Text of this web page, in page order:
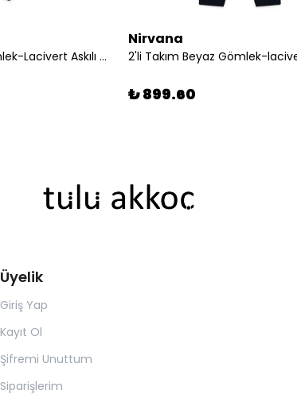
2'li Takım Beyaz Gömlek-Lacivert Askılı Şort
Nirvana
₺ 899.60
Üyelik
Giriş Yap
Kayıt Ol
Şifremi Unuttum
Siparişlerim